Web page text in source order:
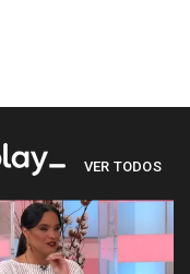
VER TODOS